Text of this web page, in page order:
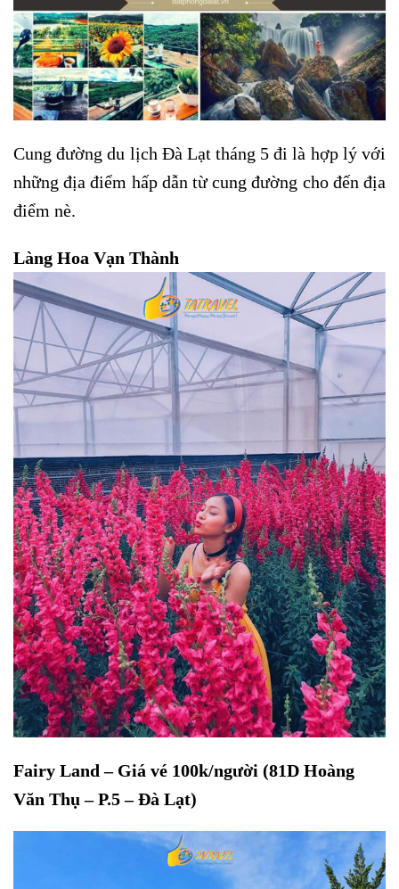
Cung đường du lịch Đà Lạt tháng 5 đi là hợp lý với
những địa điểm hấp dẫn từ cung đường cho đến địa
điểm nè.
Làng Hoa Vạn Thành
Fairy Land – Giá vé 100k/người (81D Hoàng
Văn Thụ – P.5 – Đà Lạt)